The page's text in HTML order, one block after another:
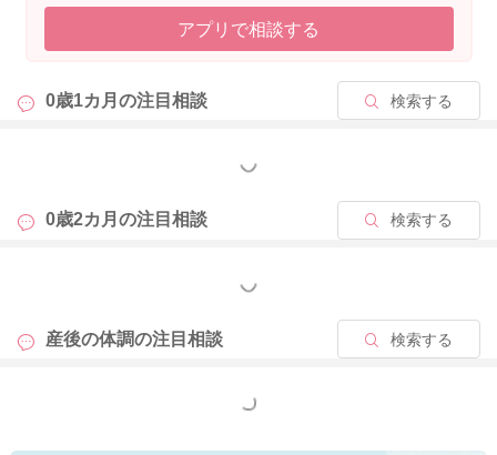
アプリで相談する
0歳1カ月の注目相談 検索する
もっと見る
0歳2カ月の注目相談 検索する
もっと見る
産後の体調の注目相談 検索する
もっと見る